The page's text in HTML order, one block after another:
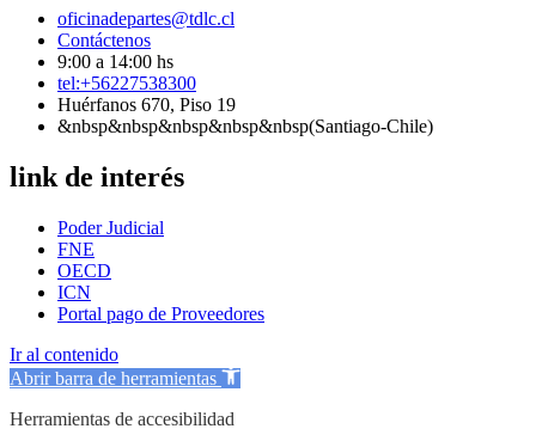
oficinadepartes@tdlc.cl
Contáctenos
9:00 a 14:00 hs
tel:+56227538300
Huérfanos 670, Piso 19
&nbsp&nbsp&nbsp&nbsp&nbsp(Santiago-Chile)
link de interés
Poder Judicial
FNE
OECD
ICN
Portal pago de Proveedores
Ir al contenido
Abrir barra de herramientas
Herramientas de accesibilidad